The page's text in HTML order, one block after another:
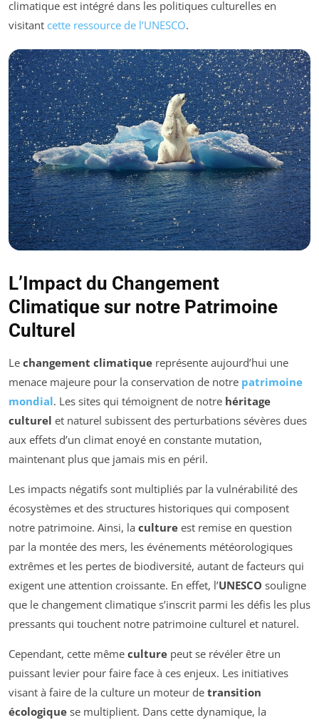
climatique est intégré dans les politiques culturelles en
visitant cette ressource de l’UNESCO.
L’Impact du Changement
Climatique sur notre Patrimoine
Culturel
Le changement climatique représente aujourd’hui une
menace majeure pour la conservation de notre patrimoine
mondial. Les sites qui témoignent de notre héritage
culturel et naturel subissent des perturbations sévères dues
aux effets d’un climat enoyé en constante mutation,
maintenant plus que jamais mis en péril.
Les impacts négatifs sont multipliés par la vulnérabilité des
écosystèmes et des structures historiques qui composent
notre patrimoine. Ainsi, la culture est remise en question
par la montée des mers, les événements météorologiques
extrêmes et les pertes de biodiversité, autant de facteurs qui
exigent une attention croissante. En effet, l’UNESCO souligne
que le changement climatique s’inscrit parmi les défis les plus
pressants qui touchent notre patrimoine culturel et naturel.
Cependant, cette même culture peut se révéler être un
puissant levier pour faire face à ces enjeux. Les initiatives
visant à faire de la culture un moteur de transition
écologique se multiplient. Dans cette dynamique, la